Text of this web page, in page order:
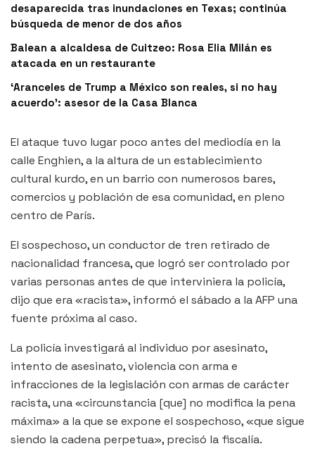
desaparecida tras inundaciones en Texas; continúa
búsqueda de menor de dos años
Balean a alcaldesa de Cuitzeo: Rosa Elia Milán es
atacada en un restaurante
‘Aranceles de Trump a México son reales, si no hay
acuerdo’: asesor de la Casa Blanca
El ataque tuvo lugar poco antes del mediodía en la
calle Enghien, a la altura de un establecimiento
cultural kurdo, en un barrio con numerosos bares,
comercios y población de esa comunidad, en pleno
centro de París.
El sospechoso, un conductor de tren retirado de
nacionalidad francesa, que logró ser controlado por
varias personas antes de que interviniera la policía,
dijo que era «racista», informó el sábado a la AFP una
fuente próxima al caso.
La policía investigará al individuo por asesinato,
intento de asesinato, violencia con arma e
infracciones de la legislación con armas de carácter
racista, una «circunstancia [que] no modifica la pena
máxima» a la que se expone el sospechoso, «que sigue
siendo la cadena perpetua», precisó la fiscalía.